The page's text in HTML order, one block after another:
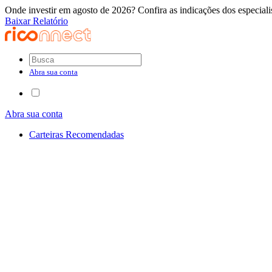
Onde investir em agosto de 2026? Confira as indicações dos
Baixar Relatório
Abra sua conta
Abra sua conta
Carteiras Recomendadas